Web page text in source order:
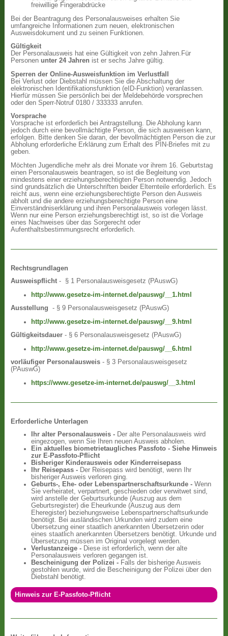
freiwillige Fingerabdrücke
Bei der Beantragung des Personalausweises erhalten Sie
umfangreiche Informationen zum neuen, elektronischen
Ausweisdokument und zu seinen Funktionen.
Gültigkeit
Der Personalausweis hat eine Gültigkeit von zehn Jahren.Für
Personenunter 24 Jahren ist er sechs Jahre gültig.
Sperren der Online-Ausweisfunktion im Verlustfall
Bei Verlust oder Diebstahl müssen Sie die Abschaltung der
elektronischen Identifikationsfunktion (eID-Funktion) veranlassen.
Hierfür müssen Sie persönlich bei der Meldebehörde vorsprechen
oder den Sperr-Notruf 0180 / 333333 anrufen.
Vorsprache
Vorsprache ist erforderlich bei Antragstellung. Die Abholung kann
jedoch durch eine bevollmächtigte Person, die sich ausweisen kann,
erfolgen. Bitte denken Sie daran, der bevollmächtigten Person die zur
Abholung erforderliche Erklärung zum Erhalt des PIN-Briefes mit zu
geben.
Möchten Jugendliche mehr als drei Monate vor ihrem 16. Geburtstag
einen Personalausweis beantragen, so ist die Begleitung von
mindestens einer erziehungsberechtigten Person notwendig. Jedoch
sind grundsätzlich die Unterschriften beider Elternteile erforderlich. Es
reicht aus, wenn eine erziehungsberechtigte Person den Ausweis
abholt und die andere erziehungsberechtigte Person eine
Einverständniserklärung und ihren Personalausweis vorlegen lässt.
Wenn nur eine Person erziehungsberechtigt ist, so ist die Vorlage
eines Nachweises über das Sorgerecht oder
Aufenthaltsbestimmungsrecht erforderlich.
Rechtsgrundlagen
Ausweispflicht- § 1 Personalausweisgesetz (PAuswG)
http://www.gesetze-im-internet.de/pauswg/__1.html
Ausstellung - § 9 Personalausweisgesetz (PAuswG)
http://www.gesetze-im-internet.de/pauswg/__9.html
Gültigkeitsdauer - § 6 Personalausweisgesetz (PAuswG)
http://www.gesetze-im-internet.de/pauswg/__6.html
vorläufiger Personalausweis - § 3 Personalausweisgesetz
(PAuswG)
https://www.gesetze-im-internet.de/pauswg/__3.html
Erforderliche Unterlagen
Ihr alter Personalausweis - Der alte Personalausweis wird
eingezogen, wenn Sie Ihren neuen Ausweis abholen.
Ein aktuelles biometrietaugliches Passfoto - Siehe Hinweis
zur E-Passfoto-Pflicht
Bisheriger Kinderausweis oder Kinderreisepass
Ihr Reisepass - Der Reisepass wird benötigt, wenn Ihr
bisheriger Ausweis verloren ging.
Geburts-, Ehe- oder Lebenspartnerschaftsurkunde -Wenn
Sie verheiratet, verpartnert, geschieden oder verwitwet sind,
wird anstelle der Geburtsurkunde (Auszug aus dem
Geburtsregister) die Eheurkunde (Auszug aus dem
Eheregister) beziehungsweise Lebenspartnerschaftsurkunde
benötigt. Bei ausländischen Urkunden wird zudem eine
Übersetzung einer staatlich anerkannten Übersetzerin oder
eines staatlich anerkannten Übersetzers benötigt. Urkunde und
Übersetzung müssen im Original vorgelegt werden.
Verlustanzeige - Diese ist erforderlich, wenn der alte
Personalausweis verloren gegangen ist.
Bescheinigung der Polizei - Falls der bisherige Ausweis
gestohlen wurde, wird die Bescheinigung der Polizei über den
Diebstahl benötigt.
Hinweis zur E-Passfoto-Pflicht